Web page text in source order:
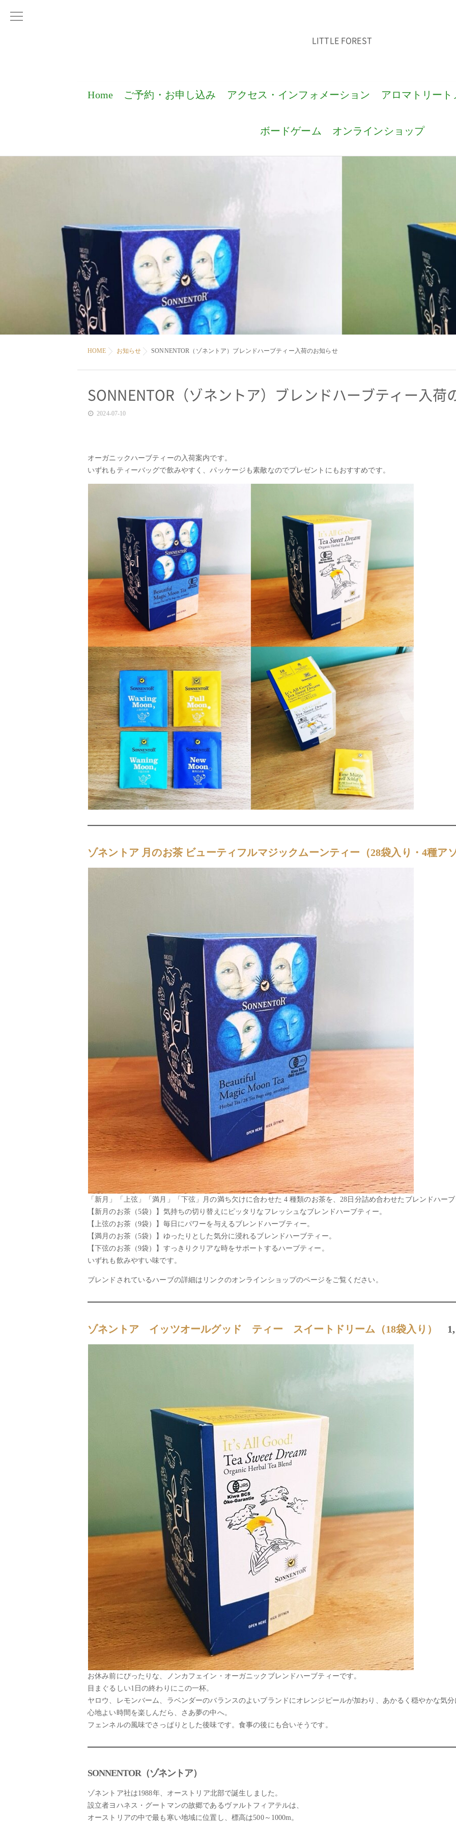
LITTLE FOREST
Home ご予約・お申し込み アクセス・インフォメーション アロマトリート
ボードゲーム オンラインショップ
HOME お知らせ SONNENTOR（ゾネントア）ブレンドハーブティー入荷のお知らせ
SONNENTOR（ゾネントア）ブレンドハーブティー入荷
2024-07-10
オーガニックハーブティーの入荷案内です。
いずれもティーバッグで飲みやすく、パッケージも素敵なのでプレゼントにもおすすめです。
ゾネントア 月のお茶 ビューティフルマジックムーンティー（28袋入り・4種アソ
「新月」「上弦」「満月」「下弦」月の満ち欠けに合わせた 4 種類のお茶を、28日分詰め合わせたブレンドハーブ
【新月のお茶（5袋）】気持ちの切り替えにピッタリなフレッシュなブレンドハーブティー。
【上弦のお茶（9袋）】毎日にパワーを与えるブレンドハーブティー。
【満月のお茶（5袋）】ゆったりとした気分に浸れるブレンドハーブティー。
【下弦のお茶（9袋）】すっきりクリアな時をサポートするハーブティー。
いずれも飲みやすい味です。
ブレンドされているハーブの詳細はリンクのオンラインショップのページをご覧ください。
ゾネントア イッツオールグッド ティー スイートドリーム（18袋入り）
お休み前にぴったりな、ノンカフェイン・オーガニックブレンドハーブティーです。
目まぐるしい1日の終わりにこの一杯。
ヤロウ、レモンバーム、ラベンダーのバランスのよいブランドにオレンジピールが加わり、あかるく穏やかな気
心地よい時間を楽しんだら、さあ夢の中へ。
フェンネルの風味でさっぱりとした後味です。食事の後にも合いそうです。
SONNENTOR（ゾネントア）
ゾネントア社は1988年、オーストリア北部で誕生しました。
設立者ヨハネス・グートマンの故郷であるヴァルトフィアテルは、
オーストリアの中で最も寒い地域に位置し、標高は500～1000m。